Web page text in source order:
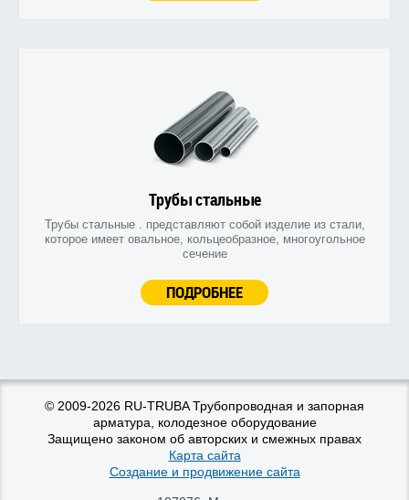
Трубы стальные
Трубы стальные . представляют собой изделие из стали,
которое имеет овальное, кольцеобразное, многоугольное
сечение
ПОДРОБНЕЕ
© 2009-2026 RU-TRUBA Трубопроводная и запорная
арматура, колодезное оборудование
Защищено законом об авторских и смежных правах
Карта сайта
Создание и продвижение сайта